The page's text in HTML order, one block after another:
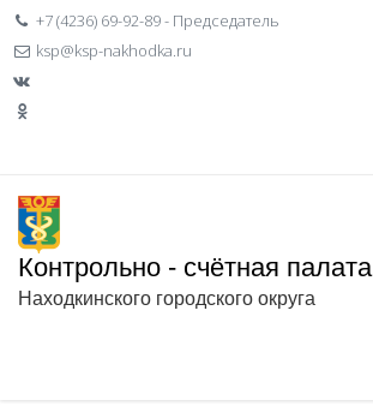
+7 (4236) 69-92-89 - Председатель
ksp@ksp-nakhodka.ru
Контрольно - счётная палата
Находкинского городского округа